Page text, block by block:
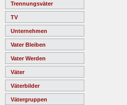
Trennungsväter
TV
Unternehmen
Vater Bleiben
Vater Werden
Väter
Väterbilder
Vätergruppen